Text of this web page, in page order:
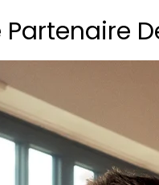
Partenaire